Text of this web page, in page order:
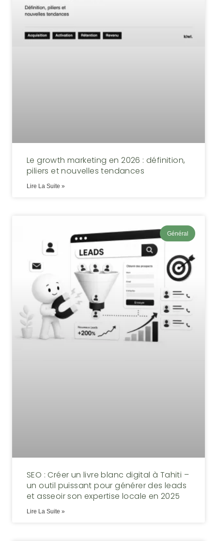
Le growth marketing en 2026 : définition,
piliers et nouvelles tendances
Lire La Suite »
Général
SEO : Créer un livre blanc digital à Tahiti –
un outil puissant pour générer des leads
et asseoir son expertise locale en 2025
Lire La Suite »